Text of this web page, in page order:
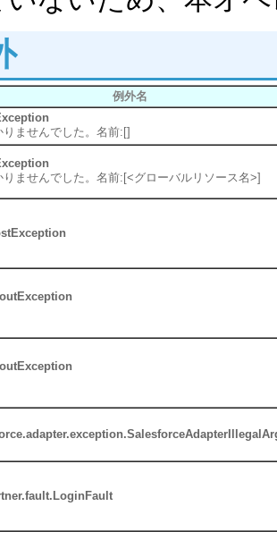
例外名
ませんでした。名前:[]
りませんでした。名前:[<グローバルリソース名>]